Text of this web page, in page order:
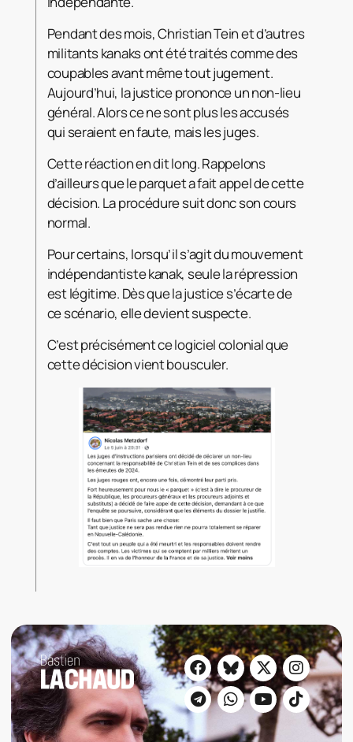
Pendant des mois, Christian Tein et d’autres
militants kanaks ont été traités comme des
coupables avant même tout jugement.
Aujourd’hui, la justice prononce un non-lieu
général. Alors ce ne sont plus les accusés
qui seraient en faute, mais les juges.
Cette réaction en dit long. Rappelons
d’ailleurs que le parquet a fait appel de cette
décision. La procédure suit donc son cours
normal.
Pour certains, lorsqu’il s’agit du mouvement
indépendantiste kanak, seule la répression
est légitime. Dès que la justice s’écarte de
ce scénario, elle devient suspecte.
C’est précisément ce logiciel colonial que
cette décision vient bousculer.